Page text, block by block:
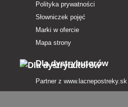
Polityka prywatności
Słowniczek pojęć
Marki w ofercie
Mapa strony
Dla dystrybutorów
Partner z www.lacnepostreky.sk